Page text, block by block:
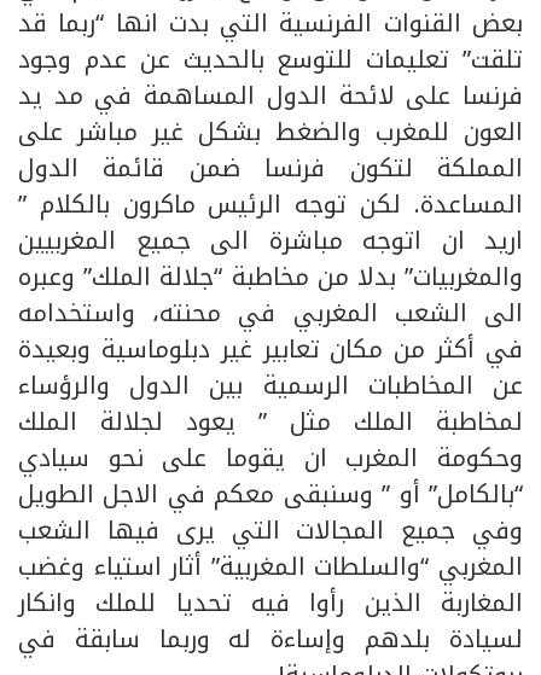
بعض القنوات الفرنسية التي بدت انها “ربما قد
تلقت” تعليمات للتوسع بالحديث عن عدم وجود
فرنسا على لائحة الدول المساهمة في مد يد
العون للمغرب والضغط بشكل غير مباشر على
المملكة لتكون فرنسا ضمن قائمة الدول
المساعدة. لكن توجه الرئيس ماكرون بالكلام ”
اريد ان اتوجه مباشرة الى جميع المغربيين
والمغربيات” بدلا من مخاطبة “جلالة الملك” وعبره
الى الشعب المغربي في محنته، واستخدامه
في أكثر من مكان تعابير غير دبلوماسية وبعيدة
عن المخاطبات الرسمية بين الدول والرؤساء
لمخاطبة الملك مثل ” يعود لجلالة الملك
وحكومة المغرب ان يقوما على نحو سيادي
“بالكامل” أو ” وسنبقى معكم في الاجل الطويل
وفي جميع المجالات التي يرى فيها الشعب
المغربي “والسلطات المغربية” أثار استياء وغضب
المغاربة الذين رأوا فيه تحديا للملك وانكار
لسيادة بلدهم وإساءة له وربما سابقة في